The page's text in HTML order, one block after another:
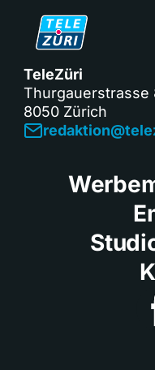
TeleZüri
Thurgauerstrasse
8050 Zürich